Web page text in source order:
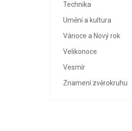
Technika
Umění a kultura
Vánoce a Nový rok
Velikonoce
Vesmír
Znamení zvěrokruhu